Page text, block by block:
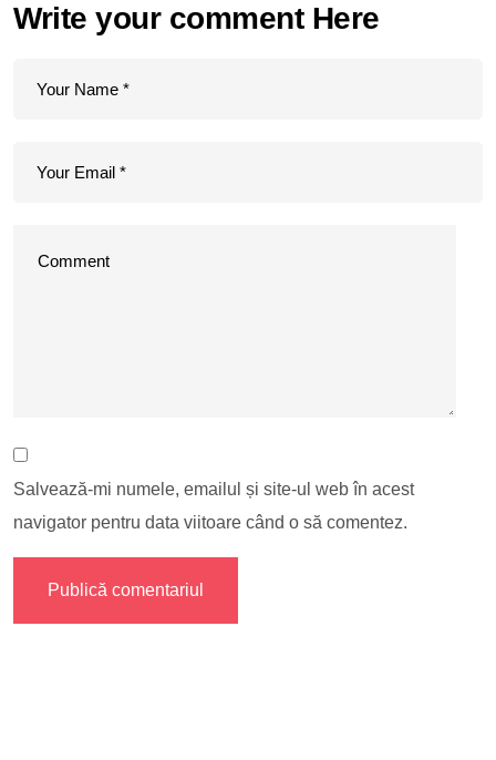
Write your comment Here
Salvează-mi numele, emailul și site-ul web în acest
navigator pentru data viitoare când o să comentez.